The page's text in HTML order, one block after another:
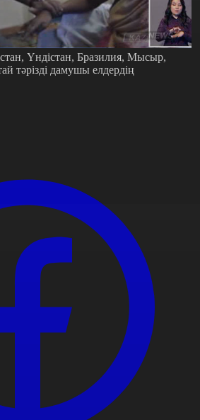
Үндістан, Бразилия, Мысыр,
тәрізді дамушы елдердің